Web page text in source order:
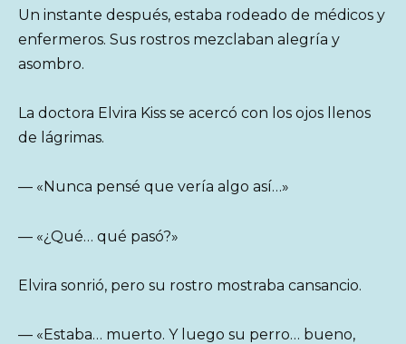
Un instante después, estaba rodeado de médicos y
enfermeros. Sus rostros mezclaban alegría y
asombro.
La doctora Elvira Kiss se acercó con los ojos llenos
de lágrimas.
— «Nunca pensé que vería algo así…»
— «¿Qué… qué pasó?»
Elvira sonrió, pero su rostro mostraba cansancio.
— «Estaba… muerto. Y luego su perro… bueno,